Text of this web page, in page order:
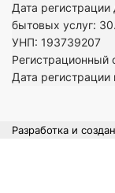
Дата
бытовых услуг:
УНП: 193739207
Регистрационный
Дата
Разработка и